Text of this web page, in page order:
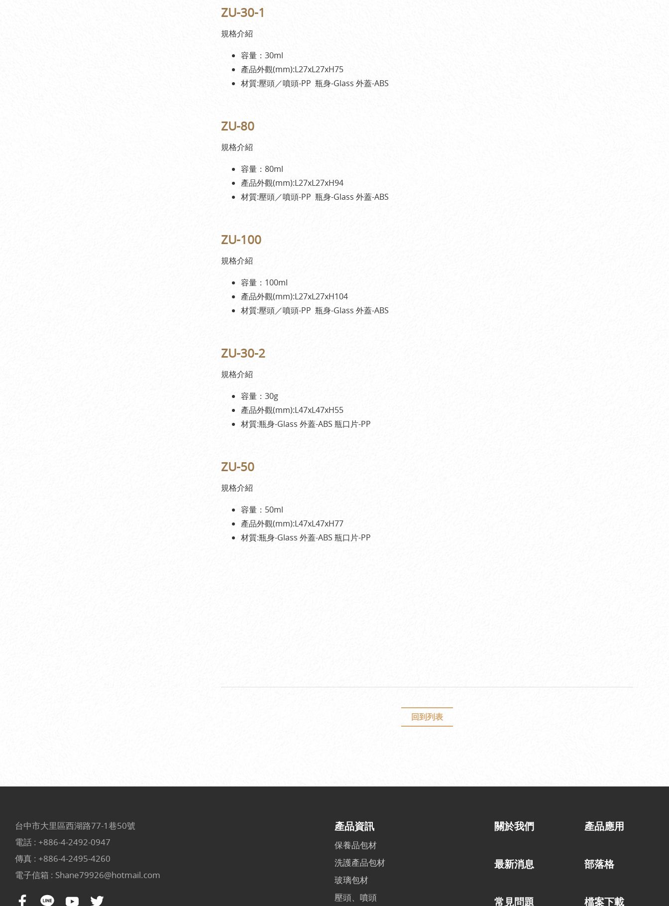
ZU-30-1
規格介紹
容量：30ml
產品外觀(mm):L27xL27xH75
材質:壓頭／噴頭-PP 瓶身-Glass 外蓋-ABS
ZU-80
規格介紹
容量：80ml
產品外觀(mm):L27xL27xH94
材質:壓頭／噴頭-PP 瓶身-Glass 外蓋-ABS
ZU-100
規格介紹
容量：100ml
產品外觀(mm):L27xL27xH104
材質:壓頭／噴頭-PP 瓶身-Glass 外蓋-ABS
ZU-30-2
規格介紹
容量：30g
產品外觀(mm):L47xL47xH55
材質:瓶身-Glass 外蓋-ABS 瓶口片-PP
ZU-50
規格介紹
容量：50ml
產品外觀(mm):L47xL47xH77
材質:瓶身-Glass 外蓋-ABS 瓶口片-PP
回到列表
產品資訊
保養品包材
洗護產品包材
玻璃包材
壓頭、噴頭
關於我們 產品應用
最新消息 部落格
常見問題 檔案下載
台中市大里區西湖路77-1巷50號
電話 : +886-4-2492-0947
傳真 : +886-4-2495-4260
電子信箱 : Shane79926@hotmail.com